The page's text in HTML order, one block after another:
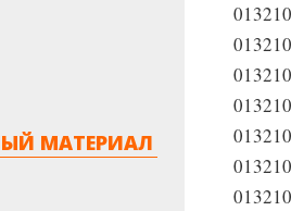
МАТЕРИАЛ